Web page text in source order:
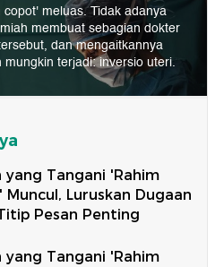
meluas. Tidak adanya
membuat sebagian dokter
dan mengaitkannya
terjadi: inversio uteri.
yang Tangani 'Rahim
Muncul, Luruskan Dugaan
Pesan Penting
yang Tangani 'Rahim